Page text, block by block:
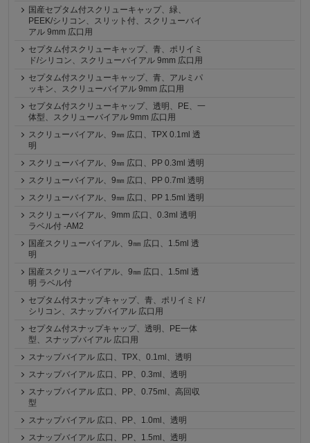
国産セプタム付スクリューキャップ、緑、
PEEK/シリコン、スリット付、スクリューバイ
アル 9mm 広口用
セプタム付スクリューキャップ、青、ポリイミ
ド/シリコン、スクリューバイアル 9mm 広口用
セプタム付スクリューキャップ、青、アルミパ
ッキン、スクリューバイアル 9mm 広口用
セプタム付スクリューキャップ、透明、PE、一
体型、スクリューバイアル 9mm 広口用
スクリューバイアル、9㎜ 広口、TPX 0.1ml 透
明
スクリューバイアル、9㎜ 広口、PP 0.3ml 透明
スクリューバイアル、9㎜ 広口、PP 0.7ml 透明
スクリューバイアル、9㎜ 広口、PP 1.5ml 透明
スクリューバイアル、9mm 広口、0.3ml 透明
ラベル付 -AM2
国産スクリューバイアル、9㎜ 広口、1.5ml 透
明
国産スクリューバイアル、9㎜ 広口、1.5ml 透
明 ラベル付
セプタム付スナップキャップ、青、ポリイミド/
シリコン、スナップバイアル 広口用
セプタム付スナップキャップ、透明、PE一体
型、スナップバイアル 広口用
スナップバイアル 広口、TPX、0.1ml、透明
スナップバイアル 広口、PP、0.3ml、透明
スナップバイアル 広口、PP、0.75ml、高回収
型
スナップバイアル 広口、PP、1.0ml、透明
スナップバイアル 広口、PP、1.5ml、透明